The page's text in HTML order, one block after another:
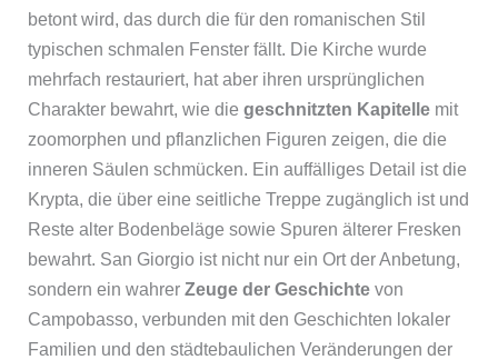
betont wird, das durch die für den romanischen Stil
typischen schmalen Fenster fällt. Die Kirche wurde
mehrfach restauriert, hat aber ihren ursprünglichen
Charakter bewahrt, wie die geschnitzten Kapitellemit
zoomorphen und pflanzlichen Figuren zeigen, die die
inneren Säulen schmücken. Ein auffälliges Detail ist die
Krypta, die über eine seitliche Treppe zugänglich ist und
Reste alter Bodenbeläge sowie Spuren älterer Fresken
bewahrt. San Giorgio ist nicht nur ein Ort der Anbetung,
sondern ein wahrer Zeuge der Geschichtevon
Campobasso, verbunden mit den Geschichten lokaler
Familien und den städtebaulichen Veränderungen der